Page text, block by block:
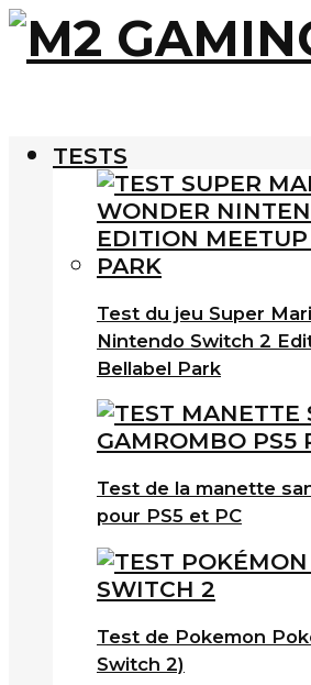
TESTS
Test du jeu Super
Nintendo Switch 2
Bellabel Park
Test de la manette
pour PS5 et PC
Test de Pokemon
Switch 2)